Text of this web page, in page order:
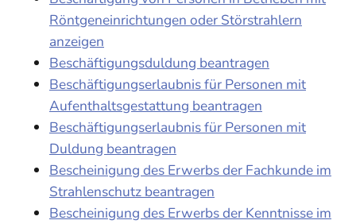
Röntgeneinrichtungen oder Störstrahlern
anzeigen
Beschäftigungsduldung beantragen
Beschäftigungserlaubnis für Personen mit
Aufenthaltsgestattung beantragen
Beschäftigungserlaubnis für Personen mit
Duldung beantragen
Bescheinigung des Erwerbs der Fachkunde im
Strahlenschutz beantragen
Bescheinigung des Erwerbs der Kenntnisse im